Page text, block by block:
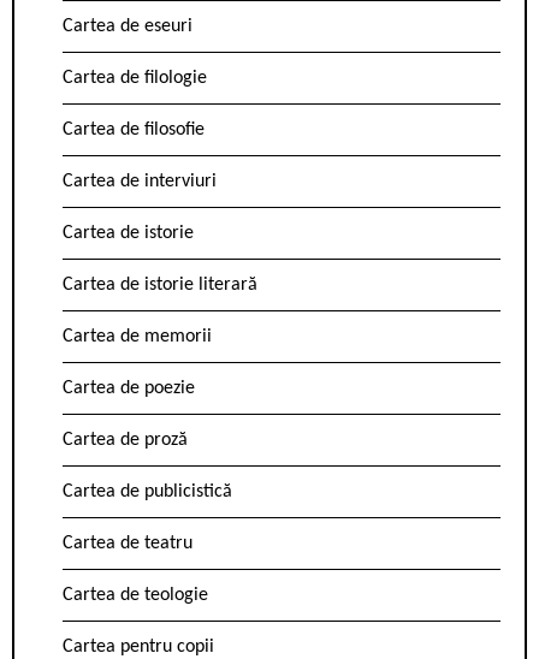
Cartea de eseuri
Cartea de filologie
Cartea de filosofie
Cartea de interviuri
Cartea de istorie
Cartea de istorie literară
Cartea de memorii
Cartea de poezie
Cartea de proză
Cartea de publicistică
Cartea de teatru
Cartea de teologie
Cartea pentru copii